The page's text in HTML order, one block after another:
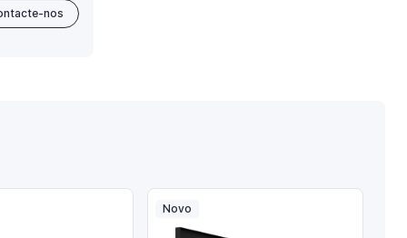
nos
Novo